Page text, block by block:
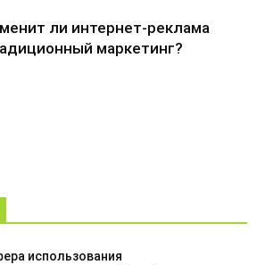
ли интернет-реклама
маркетинг?
использования